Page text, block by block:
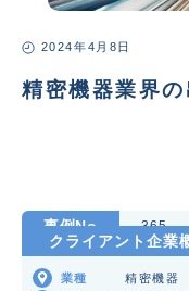
2024年4月8日
精密機器業界
事例No 365
クライアント企業
業種
精密機器